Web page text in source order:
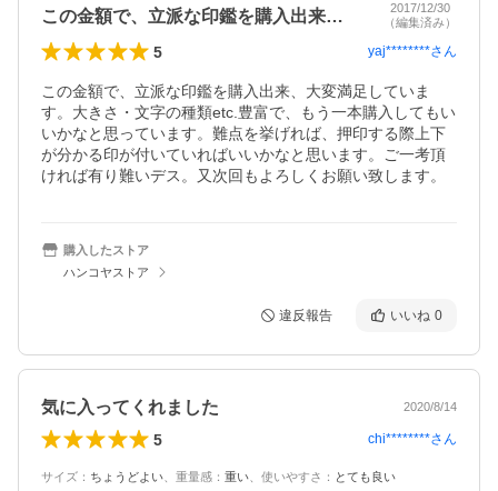
この金額で、立派な印鑑を購入出来、大変…
2017/12/30
（編集済み）
5 yaj********さん
この金額で、立派な印鑑を購入出来、大変満足していま
す。大きさ・文字の種類etc.豊富で、もう一本購入してもい
いかなと思っています。難点を挙げれば、押印する際上下
が分かる印が付いていればいいかなと思います。ご一考頂
ければ有り難いデス。又次回もよろしくお願い致します。
購入したストア
ハンコヤストア
違反報告 いいね 0
気に入ってくれました 2020/8/14
5 chi********さん
サイズ ： ちょうどよい 重量感 ： 重い 使いやすさ ： とても良い